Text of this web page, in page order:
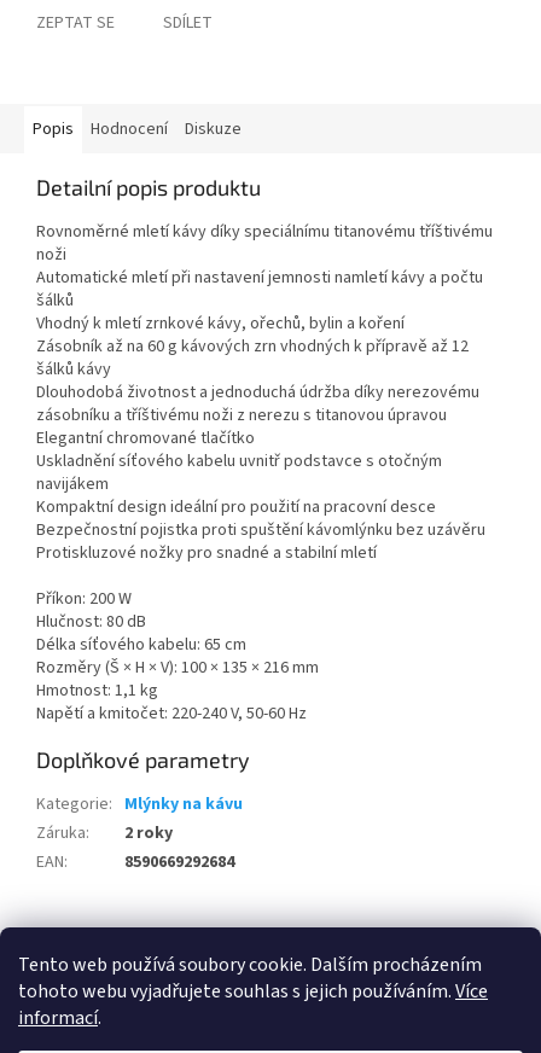
Tento web používá soubory cookie. Dalším procházením
tohoto webu vyjadřujete souhlas s jejich používáním.Více
informací.
ZEPTAT SE SDÍLET
Popis Hodnocení Diskuze
Detailní popis produktu
Rovnoměrné mletí kávy díky speciálnímu titanovému tříštivému
noži
Automatické mletí při nastavení jemnosti namletí kávy a počtu
šálků
Vhodný k mletí zrnkové kávy, ořechů, bylin a koření
Zásobník až na 60 g kávových zrn vhodných k přípravě až 12
šálků kávy
Dlouhodobá životnost a jednoduchá údržba díky nerezovému
zásobníku a tříštivému noži z nerezu s titanovou úpravou
Elegantní chromované tlačítko
Uskladnění síťového kabelu uvnitř podstavce s otočným
navijákem
Kompaktní design ideální pro použití na pracovní desce
Bezpečnostní pojistka proti spuštění kávomlýnku bez uzávěru
Protiskluzové nožky pro snadné a stabilní mletí
Příkon: 200 W
Hlučnost: 80 dB
Délka síťového kabelu: 65 cm
Rozměry (Š × H × V): 100 × 135 × 216 mm
Hmotnost: 1,1 kg
Napětí a kmitočet: 220-240 V, 50-60 Hz
Doplňkové parametry
Kategorie: Mlýnky na kávu
Záruka:
2 roky
EAN: 8590669292684
Z
100 % zákazníků Heureka.cz nás doporučuje! Zboží.cz Firmy.cz